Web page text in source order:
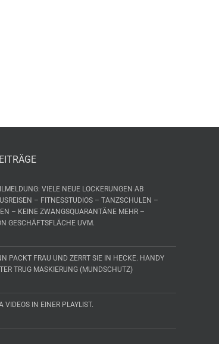
VIELE NEUE LOCKERUNGEN AB
– FITNESSTUDIOS – TANZSCHULEN –
– KEINE ZWANGSQUARANTÄNE MEHR –
GESCHÄFTSFLÄCHE UVM.
PACKT FRAU UND ZERRT SIE IN HECKE. HANDY
TRUG MASKIERUNG (MUNDSCHUTZ)
VIDEOS IN EINER PLAYLIST.